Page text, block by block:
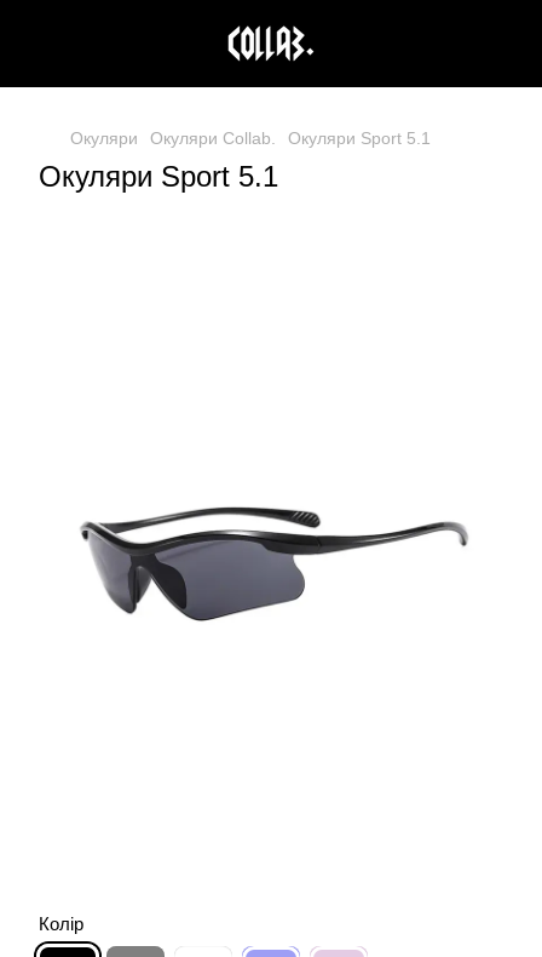
Окуляри Окуляри Collab. Окуляри Sport 5.1
Окуляри Sport 5.1
Колір